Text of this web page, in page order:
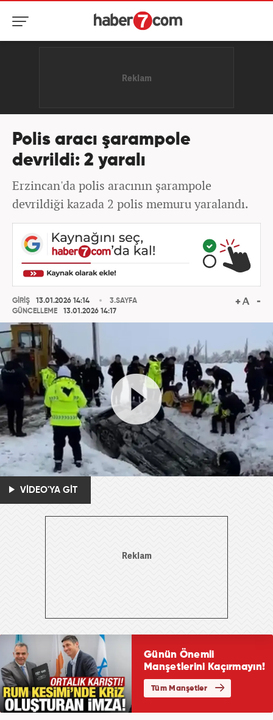
Polis aracı şarampole
devrildi: 2 yaralı
Erzincan'da polis aracının şarampole
devrildiği kazada 2 polis memuru yaralandı.
GİRİŞ
13.01.2026 14:14
GÜNCELLEME
13.01.2026 14:17
3.SAYFA
VİDEO'YA GİT